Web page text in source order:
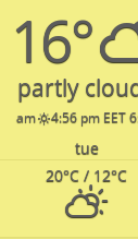
16°
partly
4:56 pm EET
tue
20°C / 12°C